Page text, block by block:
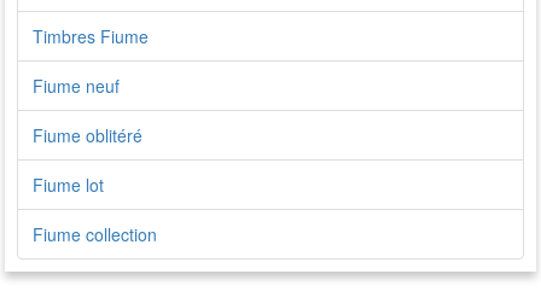
Timbres Fiume
Fiume neuf
Fiume oblitéré
Fiume lot
Fiume collection